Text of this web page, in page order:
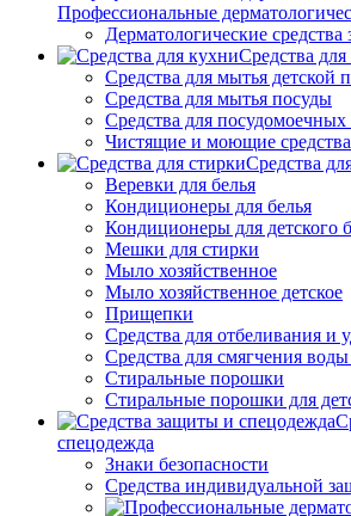
Профессиональные
Дерматологические
Средства
Средства для мытья детской
Средства для мытья посуды
Средства для
Чистящие и моющие
Средства
Веревки для белья
Кондиционеры для белья
Кондиционеры для детского
Мешки для стирки
Мыло хозяйственное
Мыло хозяйственное детское
Прищепки
Средства для отбеливания и
Средства для смягчения
Стиральные порошки
Стиральные порошки для
спецодежда
Знаки безопасности
Средства индивидуальной